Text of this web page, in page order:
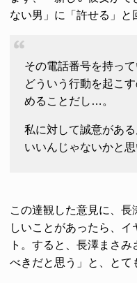
ない男」に「許せる」と
その電話番号を持っ
どういう行動を起こ
めることだし…。
私に対して誠意があ
いいんじゃないかと思
この達観した意見に、長
しいことがあったら、
ト。すると、長澤まさ
べきだと思う」と、とて